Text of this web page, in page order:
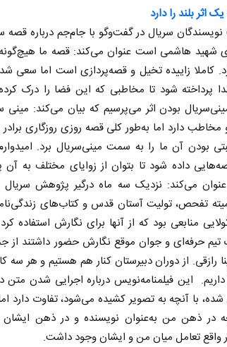
اثر بلند را دارد
سریال در گفت‌وگو با جام‌جم درباره قصه
شهید هاشمی است عنوان می‌کند: قصه ما
کاملا زاییده تخیل و قصه‌پردازی است اما سعی
پرداخته شود تا مخاطبی که این فضا را درک
بودن اثر می‌پرسیم که بیان می‌کند: مینی
دارد اما به‌طور کلی قصه روزی روزگاری برادر
بودن آن ما را به سمت مینی‌سریال برد.
داده شود تا بتوان از زوایای مختلف به آن
می‌کند: نزدیک سه ماه درگیر پژوهش سریال
تفحص، تولیت آستان قدس و کتاب‌های
منابعی بود که از آنها برای نگارش استفاده
حرفه‌ای و جوان موقع نگارش حضور داشتند از
رازقی. از دوران دبیرستان کنار هم هستیم و هر سه
این فیلمنامه‌نویس درباره اجرایی شدن متن
با آنچه به تصویر کشیده می‌شود، تفاوت دارد
در ذهن من به‌عنوان نویسنده و در ذهن ایشان
واقع تعامل میان من و ایشان وجود داشت.